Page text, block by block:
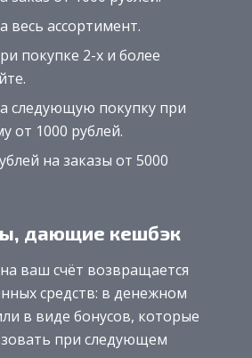
весь ассортимент.
покупке 2-х и более
следующую покупку при
от 1000 рублей.
на заказы от 5000
дающие кешбэк
ваш счёт возвращается
средств: в денежном
в виде бонусов, которые
при следующем